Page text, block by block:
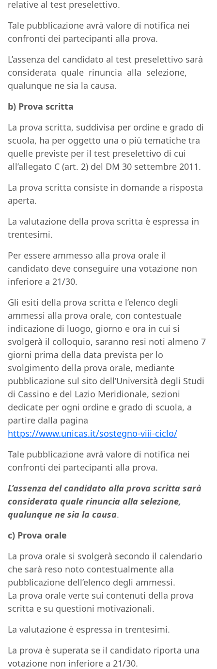
relative al test preselettivo.
Tale pubblicazione avrà valore di notifica nei
confronti dei partecipanti alla prova.
L’assenza del candidato al test preselettivo sarà
considerata quale rinuncia alla selezione,
qualunque ne sia la causa.
b) Prova scritta
La prova scritta, suddivisa per ordine e grado di
scuola, ha per oggetto una o più tematiche tra
quelle previste per il test preselettivo di cui
all’allegato C (art. 2) del DM 30 settembre 2011.
La prova scritta consiste in domande a risposta
aperta.
La valutazione della prova scritta è espressa in
trentesimi.
Per essere ammesso alla prova orale il
candidato deve conseguire una votazione non
inferiore a 21/30.
Gli esiti della prova scritta e l’elenco degli
ammessi alla prova orale, con contestuale
indicazione di luogo, giorno e ora in cui si
svolgerà il colloquio, saranno resi noti almeno 7
giorni prima della data prevista per lo
svolgimento della prova orale, mediante
pubblicazione sul sito dell’Università degli Studi
di Cassino e del Lazio Meridionale, sezioni
dedicate per ogni ordine e grado di scuola, a
partire dalla pagina
https://www.unicas.it/sostegno-viii-ciclo/
Tale pubblicazione avrà valore di notifica nei
confronti dei partecipanti alla prova.
L’assenza del candidato alla prova scritta sarà
considerata quale rinuncia alla selezione,
qualunque ne sia la causa.
c) Prova orale
La prova orale si svolgerà secondo il calendario
che sarà reso noto contestualmente alla
pubblicazione dell’elenco degli ammessi.
La prova orale verte sui contenuti della prova
scritta e su questioni motivazionali.
La valutazione è espressa in trentesimi.
La prova è superata se il candidato riporta una
votazione non inferiore a 21/30.